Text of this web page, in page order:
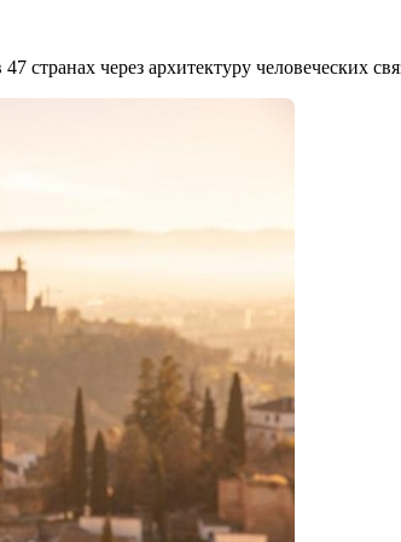
странах через архитектуру человеческих